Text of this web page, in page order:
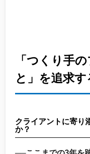
「つくり手
と」を追求す
クライアントに寄り
か？